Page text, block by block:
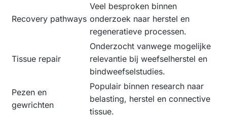
Recovery pathways
Veel besproken binnen
onderzoek naar herstel en
regeneratieve processen.
Tissue repair
Onderzocht vanwege mogelijke
relevantie bij weefselherstel en
bindweefselstudies.
Pezen en
gewrichten
Populair binnen research naar
belasting, herstel en connective
tissue.